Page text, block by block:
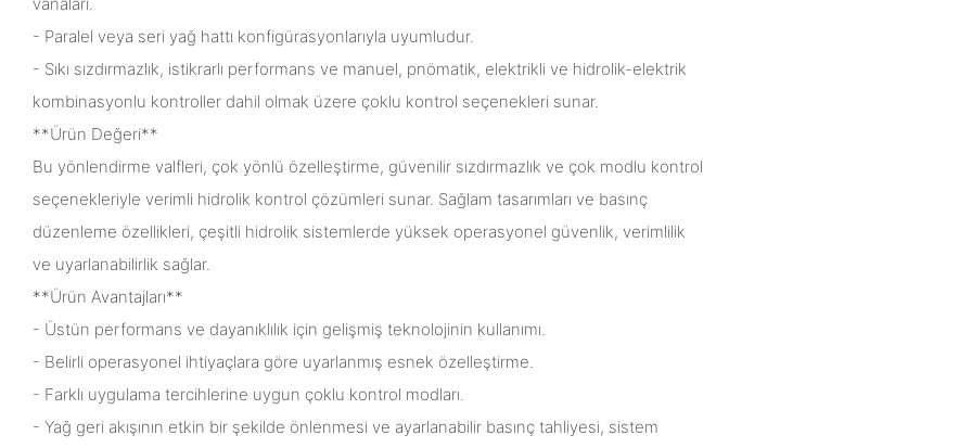
- Paralel veya seri yağ hattı konfigürasyonlarıyla uyumludur.
- Sıkı sızdırmazlık, istikrarlı performans ve manuel, pnömatik, elektrikli ve hidrolik-elektrik
kombinasyonlu kontroller dahil olmak üzere çoklu kontrol seçenekleri sunar.
**Ürün Değeri**
Bu yönlendirme valfleri, çok yönlü özelleştirme, güvenilir sızdırmazlık ve çok modlu kontrol
seçenekleriyle verimli hidrolik kontrol çözümleri sunar. Sağlam tasarımları ve basınç
düzenleme özellikleri, çeşitli hidrolik sistemlerde yüksek operasyonel güvenlik, verimlilik
ve uyarlanabilirlik sağlar.
**Ürün Avantajları**
- Üstün performans ve dayanıklılık için gelişmiş teknolojinin kullanımı.
- Belirli operasyonel ihtiyaçlara göre uyarlanmış esnek özelleştirme.
- Farklı uygulama tercihlerine uygun çoklu kontrol modları.
- Yağ geri akışının etkin bir şekilde önlenmesi ve ayarlanabilir basınç tahliyesi, sistem